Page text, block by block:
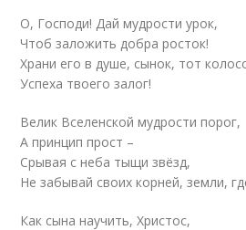
О, Господи! Дай мудрости урок,
Чтоб заложить добра росток!
Храни его в душе, сынок, тот
Успеха твоего залог!
Велик Вселенской мудрости порог,
А принцип прост –
Срывая с неба тыщи звёзд,
Не забывай своих корней, земли,
Как сына научить, Христос,